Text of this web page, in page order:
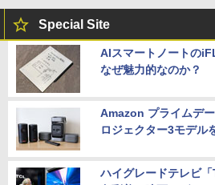
Special Site
AIスマートノートの
なぜ魅力的なのか？
Amazon プライムデ
ロジェクター3モデル
ハイグレードテレビ